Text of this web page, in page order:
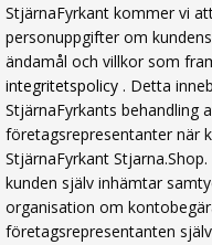
StjärnaFyrkant kommer vi
personuppgifter om
ändamål och villkor som
integritetspolicy . Detta
StjärnaFyrkants behandling
företagsrepresentanter när
StjärnaFyrkant
kunden själv inhämtar
organisation om
företagsrepresentanten